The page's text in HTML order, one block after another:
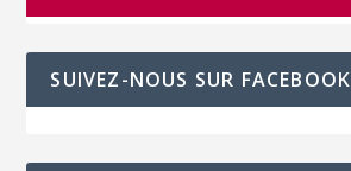
SUIVEZ-NOUS SUR FACEBOOK